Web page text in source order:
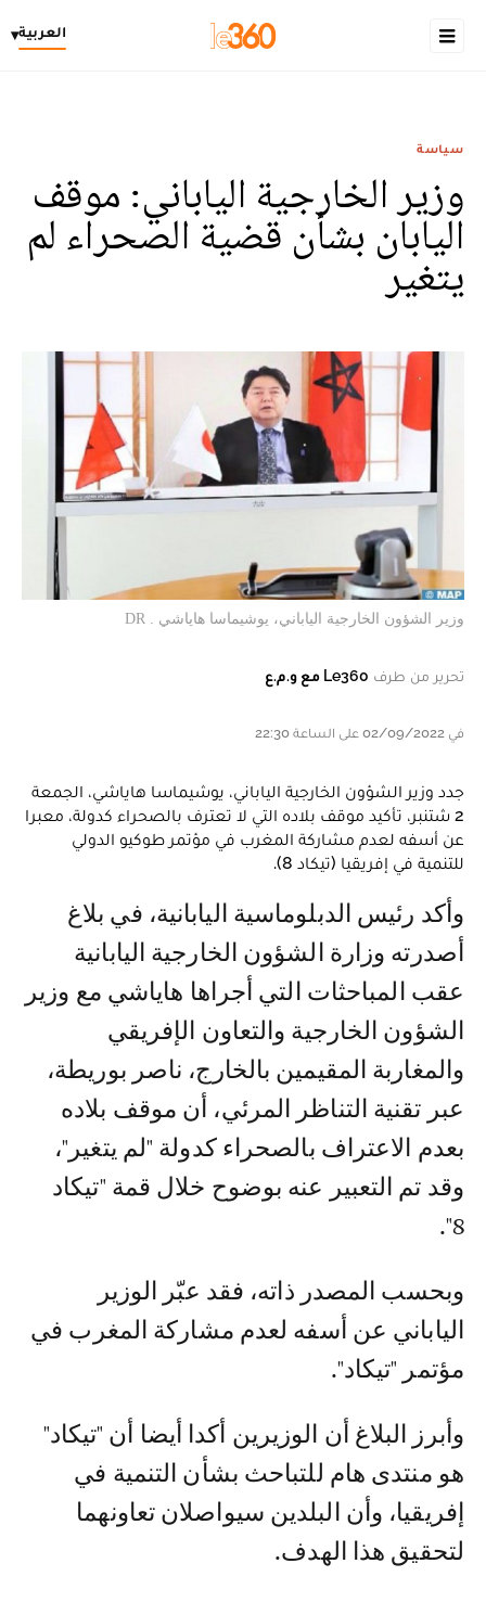
العربية▾
سياسة
وزير الخارجية الياباني: موقف
اليابان بشأن قضية الصحراء لم
يتغير
وزير الشؤون الخارجية الياباني، يوشيماسا هاياشي . DR
تحرير من طرف Le360 مع و.م.ع
في 02/09/2022 على الساعة 22:30
جدد وزير الشؤون الخارجية الياباني، يوشيماسا هاياشي، الجمعة
2 شتنبر، تأكيد موقف بلاده التي لا تعترف بالصحراء كدولة، معبرا
عن أسفه لعدم مشاركة المغرب في مؤتمر طوكيو الدولي
للتنمية في إفريقيا (تيكاد 8).
وأكد رئيس الدبلوماسية اليابانية، في بلاغ
أصدرته وزارة الشؤون الخارجية اليابانية
عقب المباحثات التي أجراها هاياشي مع وزير
الشؤون الخارجية والتعاون الإفريقي
والمغاربة المقيمين بالخارج، ناصر بوريطة،
عبر تقنية التناظر المرئي، أن موقف بلاده
بعدم الاعتراف بالصحراء كدولة "لم يتغير"،
وقد تم التعبير عنه بوضوح خلال قمة "تيكاد
8".
وبحسب المصدر ذاته، فقد عبّر الوزير
الياباني عن أسفه لعدم مشاركة المغرب في
مؤتمر "تيكاد".
وأبرز البلاغ أن الوزيرين أكدا أيضا أن "تيكاد"
هو منتدى هام للتباحث بشأن التنمية في
إفريقيا، وأن البلدين سيواصلان تعاونهما
لتحقيق هذا الهدف.